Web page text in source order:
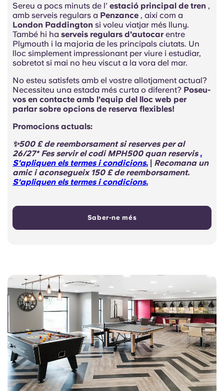
Sereu a pocs minuts de l' estació principal de tren ,
amb serveis regulars a Penzance , així com a
London Paddington si voleu viatjar més lluny.
També hi ha serveis regulars d'autocar entre
Plymouth i la majoria de les principals ciutats. Un
lloc simplement impressionant per viure i estudiar,
sobretot si mai no heu viscut a la vora del mar.
No esteu satisfets amb el vostre allotjament actual?
Necessiteu una estada més curta o diferent? Poseu-
vos en contacte amb l'equip del lloc web per
parlar sobre opcions de reserva flexibles!
Promocions actuals:
✨500 £ de reemborsament si reserves per al
26/27* Fes servir el codi MPH500 quan reservis .
S'apliquen els termes i condicions. | Recomana un
amic i aconsegueix 150 £ de reemborsament.
S'apliquen els termes i condicions.
Saber-ne més